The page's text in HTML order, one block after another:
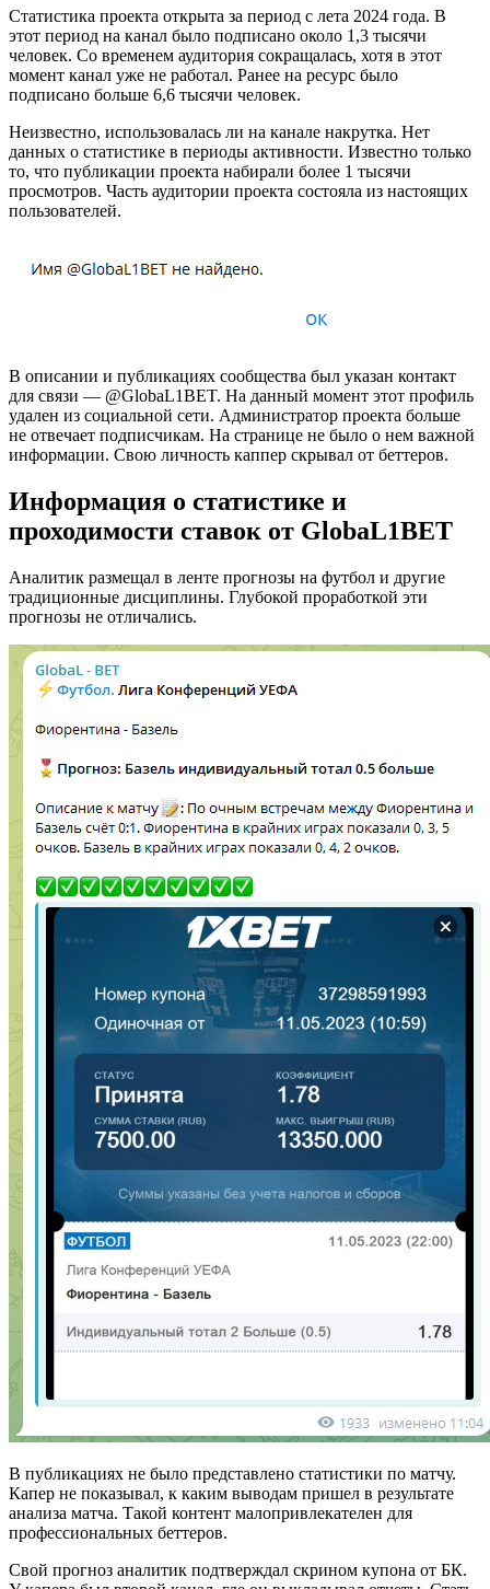
Статистика проекта открыта за период с лета 2024 года. В
этот период на канал было подписано около 1,3 тысячи
человек. Со временем аудитория сокращалась, хотя в этот
момент канал уже не работал. Ранее на ресурс было
подписано больше 6,6 тысячи человек.
Неизвестно, использовалась ли на канале накрутка. Нет
данных о статистике в периоды активности. Известно только
то, что публикации проекта набирали более 1 тысячи
просмотров. Часть аудитории проекта состояла из настоящих
пользователей.
В описании и публикациях сообщества был указан контакт
для связи — @GlobaL1BET. На данный момент этот профиль
удален из социальной сети. Администратор проекта больше
не отвечает подписчикам. На странице не было о нем важной
информации. Свою личность каппер скрывал от беттеров.
Информация о статистике и
проходимости ставок от GlobaL1BET
Аналитик размещал в ленте прогнозы на футбол и другие
традиционные дисциплины. Глубокой проработкой эти
прогнозы не отличались.
В публикациях не было представлено статистики по матчу.
Капер не показывал, к каким выводам пришел в результате
анализа матча. Такой контент малопривлекателен для
профессиональных беттеров.
Свой прогноз аналитик подтверждал скрином купона от БК.